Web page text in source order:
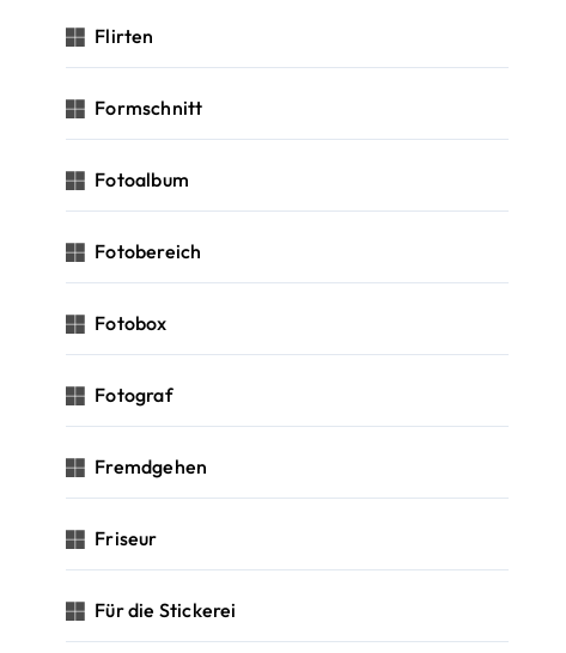
Flirten
Formschnitt
Fotoalbum
Fotobereich
Fotobox
Fotograf
Fremdgehen
Friseur
Für die Stickerei